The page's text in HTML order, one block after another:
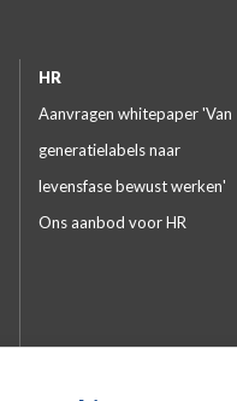
HR
Aanvragen whitepaper 'Van
generatielabels naar
levensfase bewust werken'
Ons aanbod voor HR